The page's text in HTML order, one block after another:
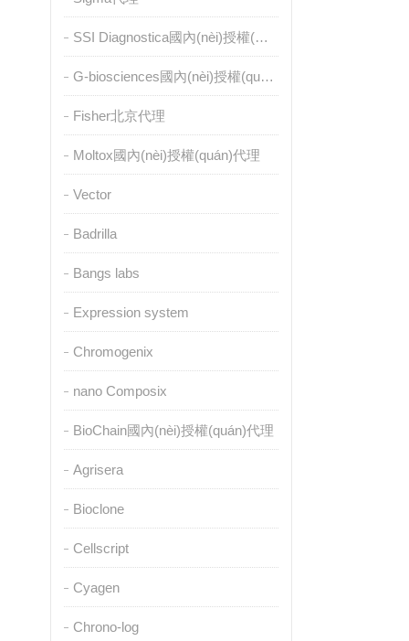
SSI Diagnostica國內(nèi)授權(quán)代理
G-biosciences國內(nèi)授權(quán)代理
Fisher北京代理
Moltox國內(nèi)授權(quán)代理
Vector
Badrilla
Bangs labs
Expression system
Chromogenix
nano Composix
BioChain國內(nèi)授權(quán)代理
Agrisera
Bioclone
Cellscript
Cyagen
Chrono-log